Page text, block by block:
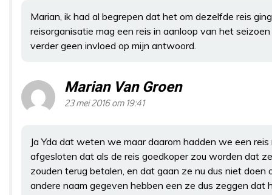
Marian, ik had al begrepen dat het om dezelfde reis
reisorganisatie mag een reis in aanloop van het
verder geen invloed op mijn antwoord.
Marian Van Groen
23 mei 2016 om 19:41
Ja Yda dat weten we maar daarom hadden we een
afgesloten dat als de reis goedkoper zou worden dat
zouden terug betalen, en dat gaan ze nu dus niet doen
andere naam gegeven hebben een ze dus zeggen dat